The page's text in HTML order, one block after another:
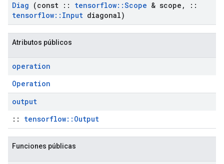
Diag (const :: tensorflow::Scope & scope ,
::
tensorflow:: Input diagonal)
Atributos públicos
operation
Operation
output
:: tensorflow::Output
Funciones públicas